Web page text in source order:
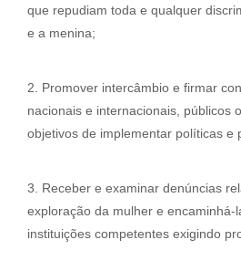
que repudiam toda e qualquer
e a menina;
2. Promover intercâmbio e firmar
nacionais e internacionais, públicos
objetivos de implementar políticas e
3. Receber e examinar denúncias
exploração da mulher e encaminhá-
instituições competentes exigindo